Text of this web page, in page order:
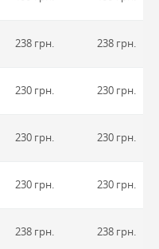
238 грн. 238 грн.
230 грн. 230 грн.
230 грн. 230 грн.
230 грн. 230 грн.
238 грн. 238 грн.